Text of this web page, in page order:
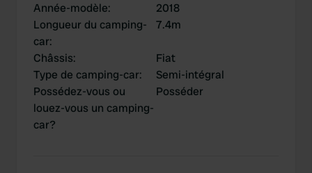
Année-modèle:
2018
Longueur du camping-
car:
7.4m
Châssis:
Fiat
Type de camping-car:
Semi-intégral
Possédez-vous ou
louez-vous un camping-
car?
Posséder